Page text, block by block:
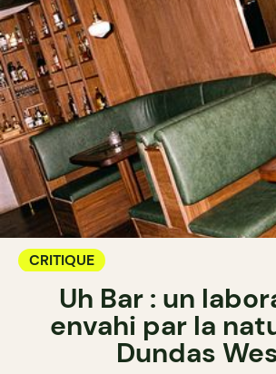
CRITIQUE
Uh Bar : un
envahi par la
Dundas